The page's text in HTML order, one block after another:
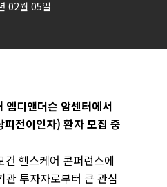
02월 05일
엠디앤더슨 암센터에서
전이인자) 환자 모집 중
헬스케어 콘퍼런스에
관 투자자로부터 큰 관심